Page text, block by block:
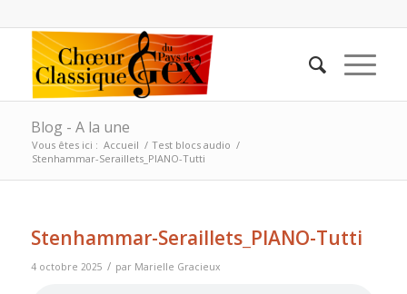
Blog - A la une
Vous êtes ici : Accueil / Test blocs audio /
Stenhammar-Seraillets_PIANO-Tutti
Stenhammar-Seraillets_PIANO-Tutti
4 octobre 2025 / par Marielle Gracieux